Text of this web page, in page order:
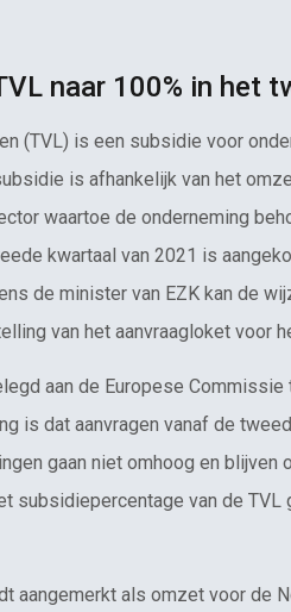
naar 100% in het
(TVL) is een subsidie voor
is afhankelijk van het
waartoe de onderneming
kwartaal van 2021 is
de minister van EZK kan de
van het aanvraagloket voor
aan de Europese
is dat aanvragen vanaf de
gaan niet omhoog en blijven
subsidiepercentage van de TVL
aangemerkt als omzet voor de